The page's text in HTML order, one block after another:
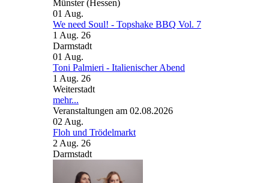
Münster (Hessen)
01 Aug.
We need Soul! - Topshake BBQ Vol. 7
1 Aug. 26
Darmstadt
01 Aug.
Toni Palmieri - Italienischer Abend
1 Aug. 26
Weiterstadt
mehr...
Veranstaltungen am 02.08.2026
02 Aug.
Floh und Trödelmarkt
2 Aug. 26
Darmstadt